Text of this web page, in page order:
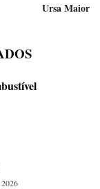
Ursa Maior
2026